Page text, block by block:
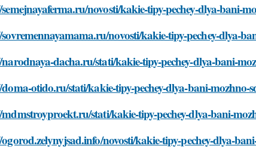
novosti/kakie-tipy-pechey-dlya-bani-
novosti/kakie-tipy-pechey-dlya-
dacha.ru/stati/kakie-tipy-pechey-dlya-bani-
otido.ru/stati/kakie-tipy-pechey-dlya-bani-mozhno-
stati/kakie-tipy-pechey-dlya-bani-
novosti/kakie-tipy-pechey-dlya-